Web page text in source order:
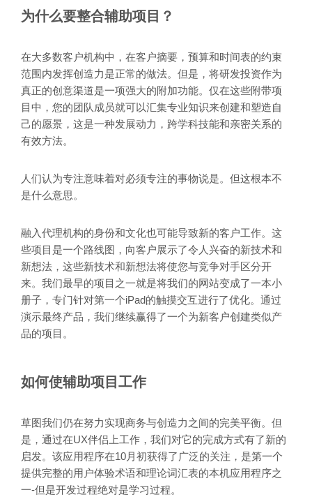
为什么要整合辅助项目？
在大多数客户机构中，在客户摘要，预算和时间表的约束
范围内发挥创造力是正常的做法。但是，将研发投资作为
真正的创意渠道是一项强大的附加功能。仅在这些附带项
目中，您的团队成员就可以汇集专业知识来创建和塑造自
己的愿景，这是一种发展动力，跨学科技能和亲密关系的
有效方法。
人们认为专注意味着对必须专注的事物说是。但这根本不
是什么意思。
融入代理机构的身份和文化也可能导致新的客户工作。这
些项目是一个路线图，向客户展示了令人兴奋的新技术和
新想法，这些新技术和新想法将使您与竞争对手区分开
来。我们最早的项目之一就是将我们的网站变成了一本小
册子，专门针对第一个iPad的触摸交互进行了优化。通过
演示最终产品，我们继续赢得了一个为新客户创建类似产
品的项目。
如何使辅助项目工作
草图我们仍在努力实现商务与创造力之间的完美平衡。但
是，通过在UX伴侣上工作，我们对它的完成方式有了新的
启发。该应用程序在10月初获得了广泛的关注，是第一个
提供完整的用户体验术语和理论词汇表的本机应用程序之
一-但是开发过程绝对是学习过程。